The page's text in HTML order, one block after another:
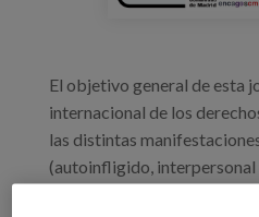
El objetivo general de esta
internacional de los
las distintas
(autoinfligido, interpersonal